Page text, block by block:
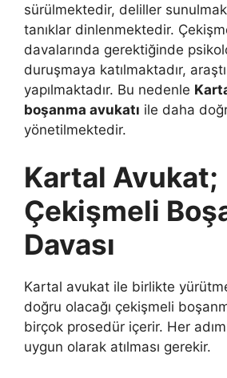
sürülmektedir, deliller
tanıklar dinlenmektedir.
davalarında gerektiğinde
duruşmaya katılmaktadır,
yapılmaktadır. Bu nedenle
boşanma avukatı ile daha
yönetilmektedir.
Kartal Avukat;
Çekişmeli
Davası
Kartal avukat ile birlikte
doğru olacağı çekişmeli
birçok prosedür içerir. Her
uygun olarak atılması gerekir.